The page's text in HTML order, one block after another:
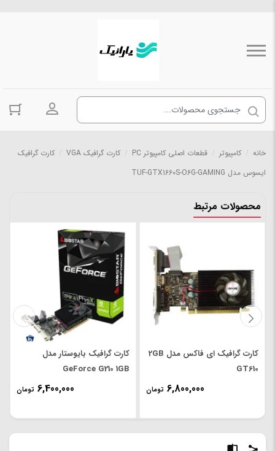
ورود به
خانه کامپیوتر قطعات اصلی کامپیوتر PC کارت گرافیک VGA
کارت گرافیک
ایسوس مدل TUF-GTX1660S-O6G-GAMING
محصولات مرتبط
کارت گرافیک ای فاکس مدل 2GB
GT610
6,800,000 تومان
کارت گرافیک بایوستار مدل
GeForce G210 1GB
6,400,000 تومان